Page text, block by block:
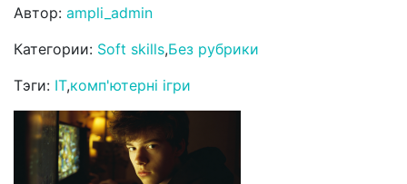
Автор: ampli_admin
Категории: Soft skills,Без рубрики
Тэги: IT,комп'ютерні ігри